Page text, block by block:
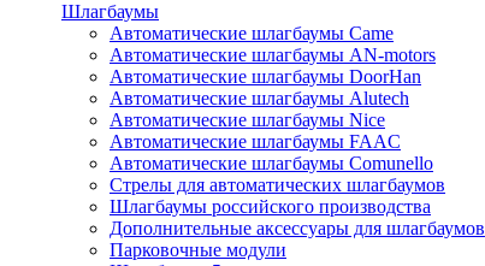
Шлагбаумы
Автоматические шлагбаумы Came
Автоматические шлагбаумы AN-motors
Автоматические шлагбаумы DoorHan
Автоматические шлагбаумы Alutech
Автоматические шлагбаумы Nice
Автоматические шлагбаумы FAAC
Автоматические шлагбаумы Comunello
Стрелы для автоматических шлагбаумов
Шлагбаумы российского производства
Дополнительные аксессуары для шлагбаумов
Парковочные модули